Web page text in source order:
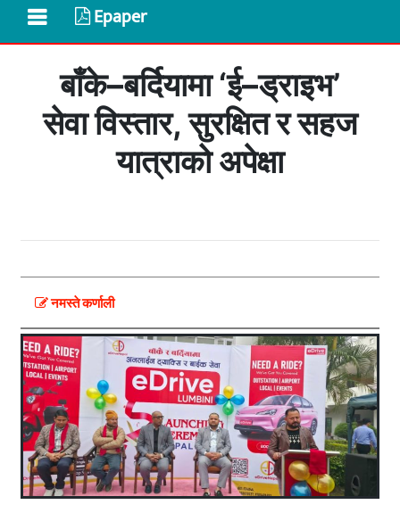
Epaper
बाँके–बर्दियामा ‘ई–ड्राइभ’
सेवा विस्तार, सुरक्षित र सहज
यात्राको अपेक्षा
नमस्ते कर्णाली